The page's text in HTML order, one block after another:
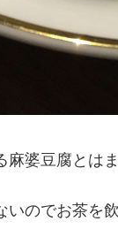
婆豆腐とは
いのでお茶を